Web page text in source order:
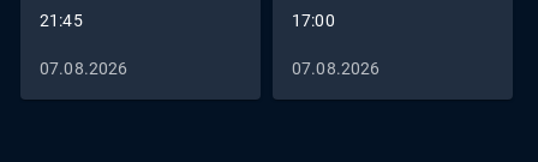
21:45
07.08.2026
17:00
07.08.2026